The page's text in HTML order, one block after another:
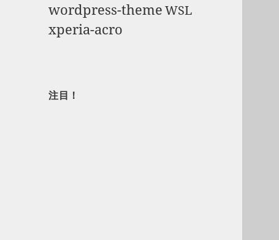
wordpress-themeWSL
xperia-acro
注目！